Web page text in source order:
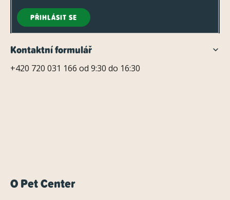
PŘIHLÁSIT SE
Kontaktní formulář
+420 720 031 166 od 9:30 do 16:30
O Pet Center